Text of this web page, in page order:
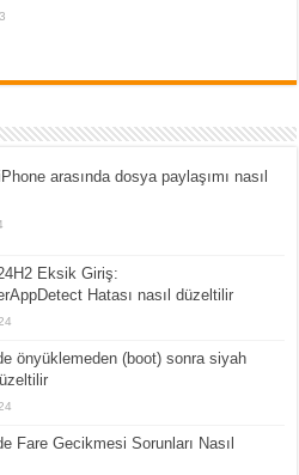
arasında dosya paylaşımı nasıl
Eksik Giriş:
Hatası nasıl düzeltilir
önyüklemeden (boot) sonra siyah
Fare Gecikmesi Sorunları Nasıl